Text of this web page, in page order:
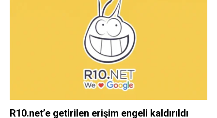
R10.net’e getirilen erişim engeli kaldırıldı